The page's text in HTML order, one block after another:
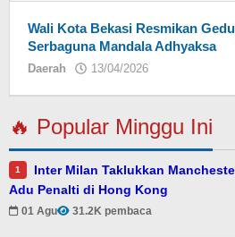
Wali Kota Bekasi Resmikan
Serbaguna Mandala Adhyaksa
Daerah 13/04/2026
🔥 Popular Minggu Ini
1
Inter Milan Taklukkan
Adu Penalti di Hong Kong
01 Agu 31.2K pembaca